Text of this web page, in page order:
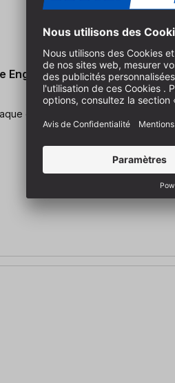
Angle 6"
coin | Facile à utiliser | Coupe